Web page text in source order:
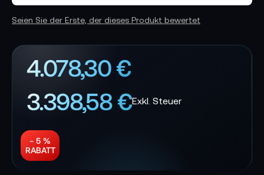
Seien Sie der Erste, der dieses Produkt bewertet
4.078,30 €
3.398,58 €
− 5 %
RABATT